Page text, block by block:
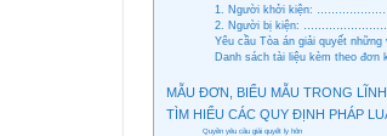
1. Người khởi kiện:
2. Người bị kiện:
Yêu cầu Tòa án giải quyết những
Danh sách tài liệu kèm theo đơn
Người
MẪU ĐƠN, BIỂU MẪU TRONG
TÌM HIỂU CÁC QUY ĐỊNH PHÁP
Quyền yêu cầu giải quyết ly hôn